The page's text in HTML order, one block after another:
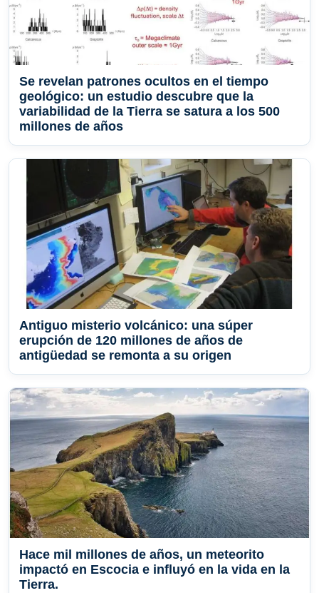
Se revelan patrones ocultos en el tiempo
geológico: un estudio descubre que la
variabilidad de la Tierra se satura a los 500
millones de años
Antiguo misterio volcánico: una súper
erupción de 120 millones de años de
antigüedad se remonta a su origen
Hace mil millones de años, un meteorito
impactó en Escocia e influyó en la vida en la
Tierra.